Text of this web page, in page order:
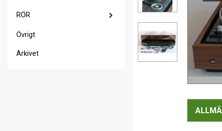
RÖR
Övrigt
Arkivet